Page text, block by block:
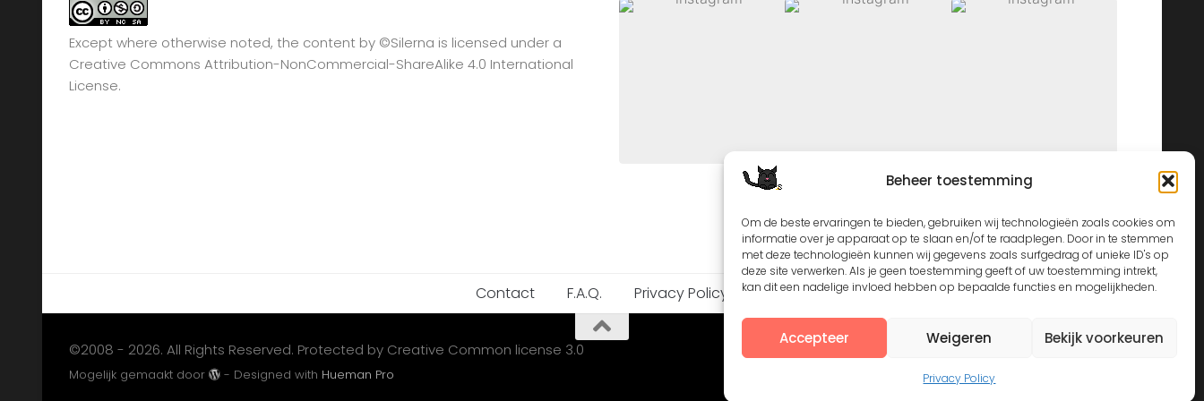
Beheer toestemming
Om de beste ervaringen te bieden, gebruiken wij technologieën zoals cookies om
informatie over je apparaat op te slaan en/of te raadplegen. Door in te stemmen
met deze technologieën kunnen wij gegevens zoals surfgedrag of unieke ID's op
deze site verwerken. Als je geen toestemming geeft of uw toestemming intrekt,
kan dit een nadelige invloed hebben op bepaalde functies en mogelijkheden.
Accepteer Weigeren Bekijk voorkeuren
Privacy Policy
Except where otherwise noted, the content by ©Silerna is licensed under a
Creative Commons Attribution-NonCommercial-ShareAlike 4.0 International
License.
Contact F.A.Q. Privacy Policy
©2008 - 2026. All Rights Reserved. Protected by Creative Common license 3.0
Mogelijk gemaakt door - Designed with Hueman Pro